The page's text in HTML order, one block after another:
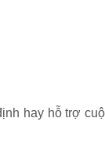
hay hỗ trợ